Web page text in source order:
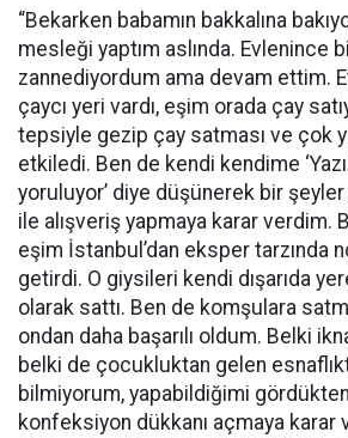
“Bekarken babamın bakkalına
mesleği yaptım aslında. Evlenince
zannediyordum ama devam ettim.
çaycı yeri vardı, eşim orada çay
tepsiyle gezip çay satması ve çok
etkiledi. Ben de kendi kendime
yoruluyor’ diye düşünerek bir
ile alışveriş yapmaya karar verdim.
eşim İstanbul’dan eksper tarzında
getirdi. O giysileri kendi dışarıda
olarak sattı. Ben de komşulara
ondan daha başarılı oldum. Belki
belki de çocukluktan gelen
bilmiyorum, yapabildiğimi
konfeksiyon dükkanı açmaya karar